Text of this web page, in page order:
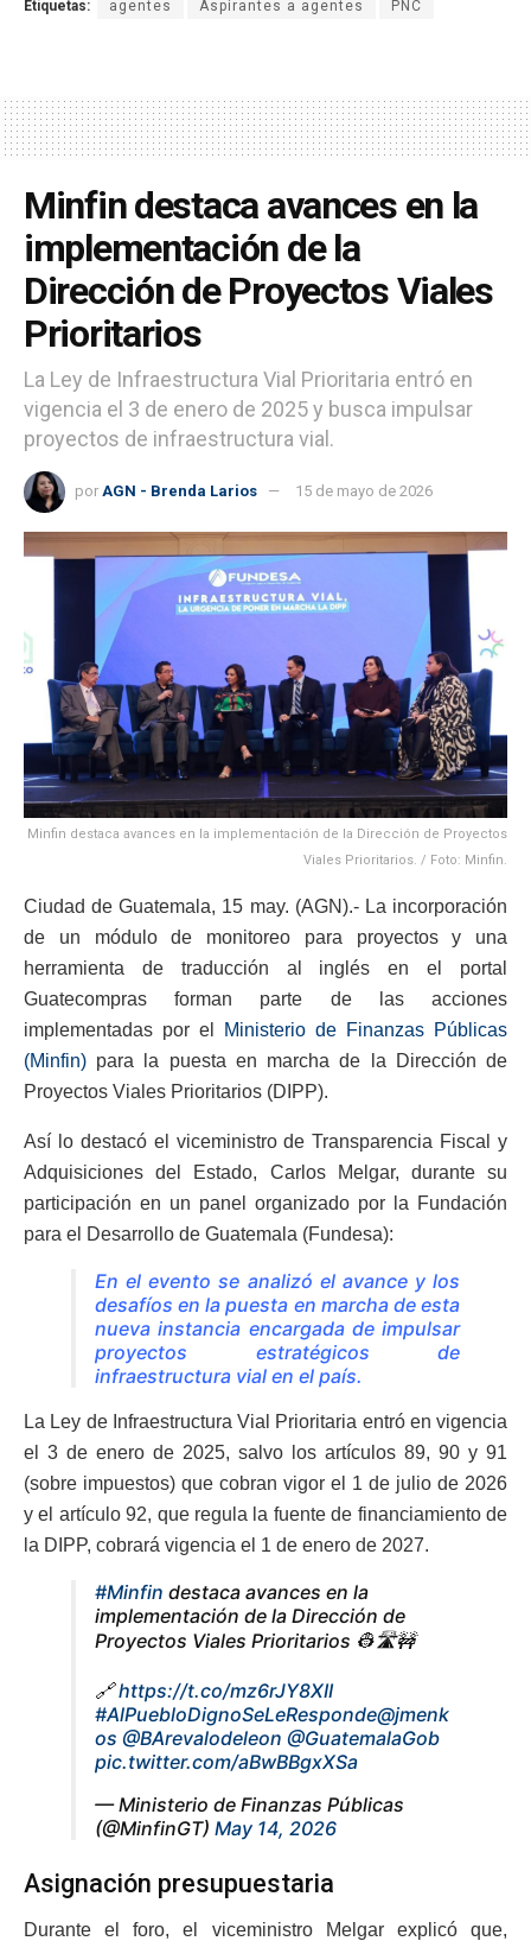
Etiquetas: agentes Aspirantes a agentes PNC
Minfin destaca avances en la
implementación de la
Dirección de Proyectos Viales
Prioritarios
La Ley de Infraestructura Vial Prioritaria entró en
vigencia el 3 de enero de 2025 y busca impulsar
proyectos de infraestructura vial.
por AGN - Brenda Larios 15 de mayo de 2026
Minfin destaca avances en la implementación de la Dirección de Proyectos
Viales Prioritarios. / Foto: Minfin.
Ciudad de Guatemala, 15 may. (AGN).- La incorporación
de un módulo de monitoreo para proyectos y una
herramienta de traducción al inglés en el portal
Guatecompras forman parte de las acciones
implementadas por el
Ministerio de Finanzas Públicas
(Minfin) para la puesta en marcha de la Dirección de
Proyectos Viales Prioritarios (DIPP).
Así lo destacó el viceministro de Transparencia Fiscal y
Adquisiciones del Estado, Carlos Melgar, durante su
participación en un panel organizado por la Fundación
para el Desarrollo de Guatemala (Fundesa):
En el evento se analizó el avance y los
desafíos en la puesta en marcha de esta
nueva instancia encargada de impulsar
proyectos estratégicos de
infraestructura vial en el país.
La Ley de Infraestructura Vial Prioritaria entró en vigencia
el 3 de enero de 2025, salvo los artículos 89, 90 y 91
(sobre impuestos) que cobran vigor el 1 de julio de 2026
y el artículo 92, que regula la fuente de financiamiento de
la DIPP, cobrará vigencia el 1 de enero de 2027.
#Minfin destaca avances en la
implementación de la Dirección de
Proyectos Viales Prioritarios 👷🛣️🚧
🔗https://t.co/mz6rJY8XII
#AlPuebloDignoSeLeResponde@jmenk
os @BArevalodeleon @GuatemalaGob
pic.twitter.com/aBwBBgxXSa
— Ministerio de Finanzas Públicas
(@MinfinGT) May 14, 2026
Asignación presupuestaria
Durante el foro, el viceministro Melgar explicó que,